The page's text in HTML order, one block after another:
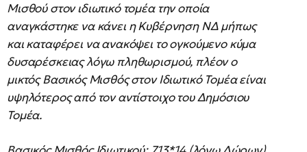
Μισθού στον ιδιωτικό τομέα την οποία
αναγκάστηκε να κάνει η Κυβέρνηση ΝΔ μήπως
και καταφέρει να ανακόψει το ογκούμενο κύμα
δυσαρέσκειας λόγω πληθωρισμού, πλέον ο
μικτός Βασικός Μισθός στον Ιδιωτικό Τομέα είναι
υψηλότερος από τον αντίστοιχο του Δημόσιου
Τομέα.